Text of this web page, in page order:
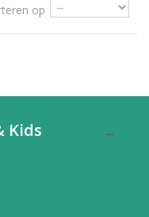
op
Kids